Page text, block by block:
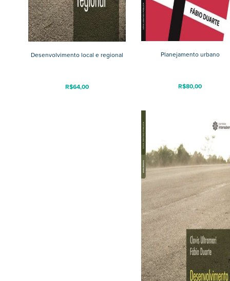
Desenvolvimento local e regional
R$64,00
Planejamento urbano
R$80,00